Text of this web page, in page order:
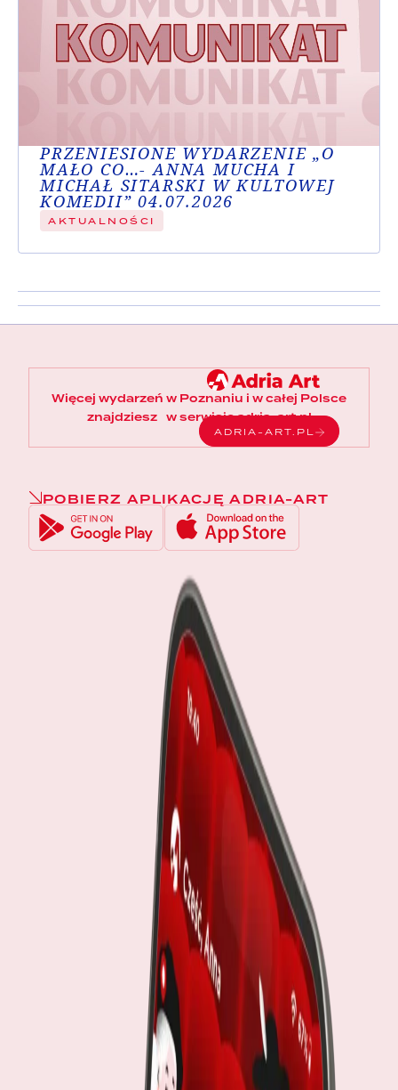
PRZENIESIONE WYDARZENIE „O
MAŁO CO…- ANNA MUCHA I
MICHAŁ SITARSKI W KULTOWEJ
KOMEDII” 04.07.2026
AKTUALNOŚCI
Więcej wydarzeń w Poznaniu i w całej Polsce
znajdziesz w serwisie adria-art.pl
ADRIA-ART.PL
POBIERZ APLIKACJĘ ADRIA-ART